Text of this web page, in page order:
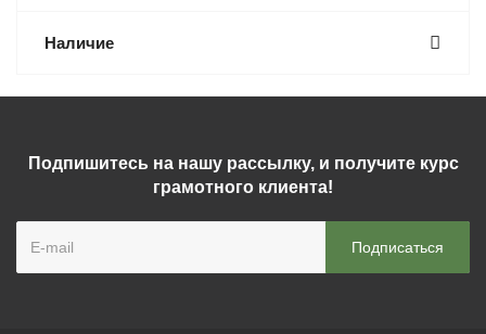
Наличие
Подпишитесь на нашу рассылку, и получите курс
грамотного клиента!